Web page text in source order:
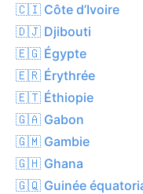
🇨🇮 Côte d’Ivoire
🇩🇯 Djibouti
🇪🇬 Égypte
🇪🇷 Érythrée
🇪🇹 Éthiopie
🇬🇦 Gabon
🇬🇲 Gambie
🇬🇭 Ghana
🇬🇶 Guinée